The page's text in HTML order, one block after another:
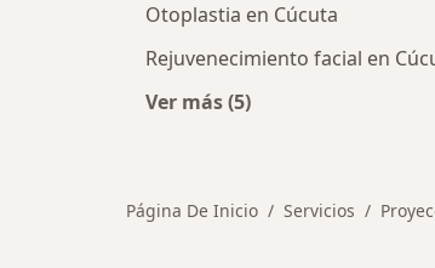
Otoplastia en Cúcuta
Rejuvenecimiento facial en
Ver más (5)
Página De Inicio Servicios